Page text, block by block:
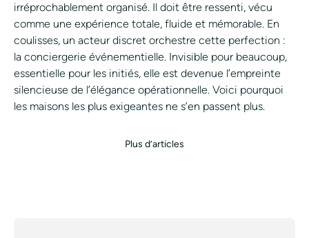
irréprochablement organisé. Il doit être ressenti, vécu
comme une expérience totale, fluide et mémorable. En
coulisses, un acteur discret orchestre cette perfection :
la conciergerie événementielle. Invisible pour beaucoup,
essentielle pour les initiés, elle est devenue l’empreinte
silencieuse de l’élégance opérationnelle. Voici pourquoi
les maisons les plus exigeantes ne s’en passent plus.
Plus d’articles